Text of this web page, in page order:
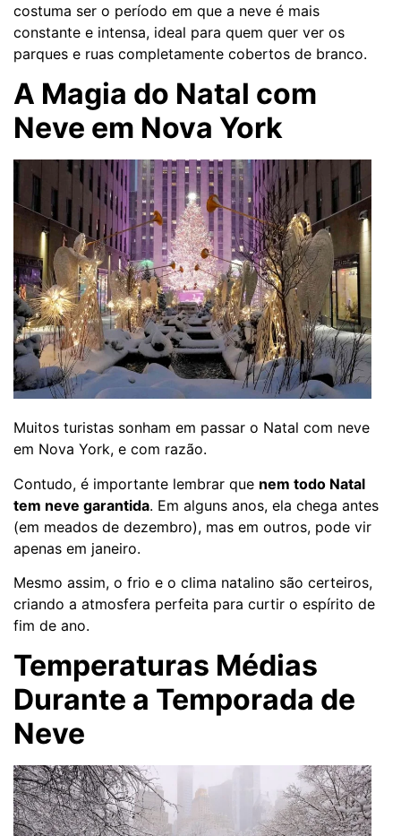
costuma ser o período em que a neve é mais
constante e intensa, ideal para quem quer ver os
parques e ruas completamente cobertos de branco.
A Magia do Natal com
Neve em Nova York
Muitos turistas sonham em passar o Natal com neve
em Nova York, e com razão.
Contudo, é importante lembrar que nem todo Natal
tem neve garantida. Em alguns anos, ela chega antes
(em meados de dezembro), mas em outros, pode vir
apenas em janeiro.
Mesmo assim, o frio e o clima natalino são certeiros,
criando a atmosfera perfeita para curtir o espírito de
fim de ano.
Temperaturas Médias
Durante a Temporada de
Neve